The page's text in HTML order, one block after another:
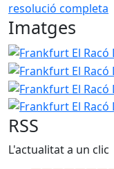
resolució completa
Imatges
Frankfurt El Racó
RSS
L'actualitat a un clic